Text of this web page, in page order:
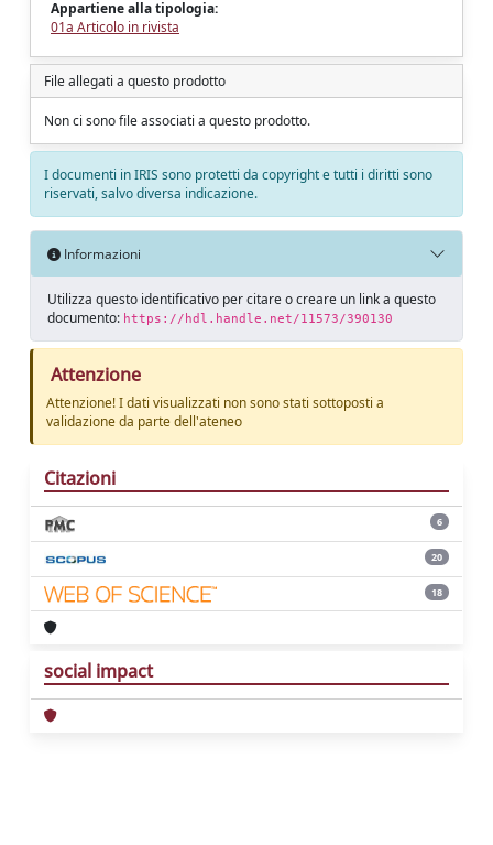
Appartiene alla tipologia:
01a Articolo in rivista
File allegati a questo prodotto
Non ci sono file associati a questo prodotto.
I documenti in IRIS sono protetti da copyright e tutti i diritti sono
riservati, salvo diversa indicazione.
Informazioni
Utilizza questo identificativo per citare o creare un link a questo
documento: https://hdl.handle.net/11573/390130
Attenzione
Attenzione! I dati visualizzati non sono stati sottoposti a
validazione da parte dell'ateneo
Citazioni
6
20
18
social impact